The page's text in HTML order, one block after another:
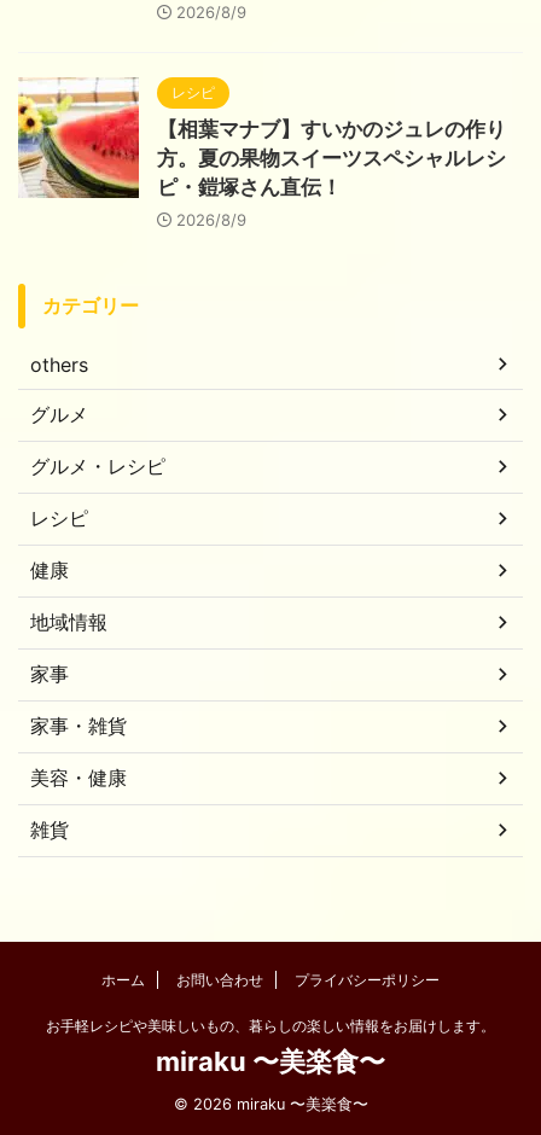
2026/8/9
レシピ
【相葉マナブ】すいかのジュレの作り
方。夏の果物スイーツスペシャルレシ
ピ・鎧塚さん直伝！
2026/8/9
カテゴリー
others
グルメ
グルメ・レシピ
レシピ
健康
地域情報
家事
家事・雑貨
美容・健康
雑貨
ホーム お問い合わせ プライバシーポリシー
お手軽レシピや美味しいもの、暮らしの楽しい情報をお届けします。
miraku 〜美楽食〜
© 2026 miraku 〜美楽食〜